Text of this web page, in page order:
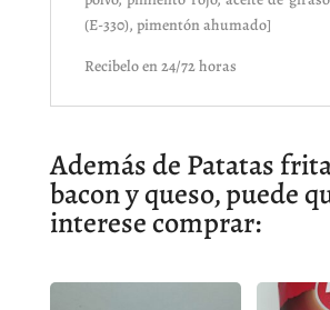
(E-330), pimentón ahumado]
Recibelo en 24/72 horas
Además de Patatas
bacon y queso, puede
interese comprar: